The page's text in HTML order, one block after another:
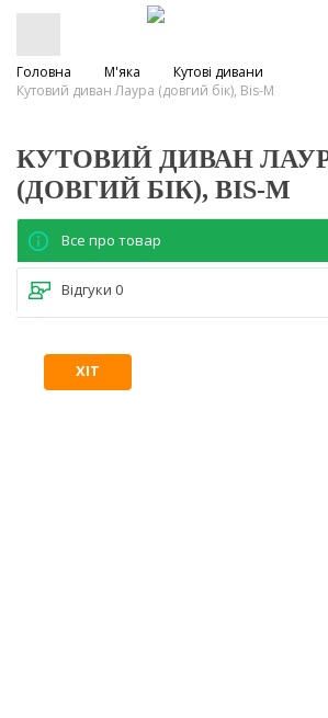
Головна М'яка
Кутові дивани
Кутовий диван Лаура (довгий бік), Bis-M
КУТОВИЙ ДИВАН
(ДОВГИЙ БІК), BIS-M
Все про товар
Відгуки 0
ХІТ